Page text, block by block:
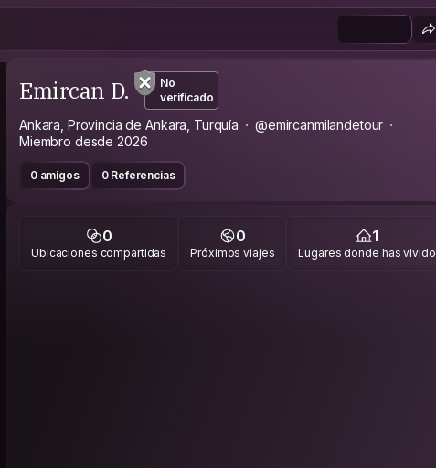
Emircan D.
No
verificado
Ankara, Provincia de Ankara, Turquía
@emircanmilandetour
Miembro desde 2026
0 amigos 0 Referencias
0
Ubicaciones compartidas
0
Próximos viajes
1
Lugares donde has vivido